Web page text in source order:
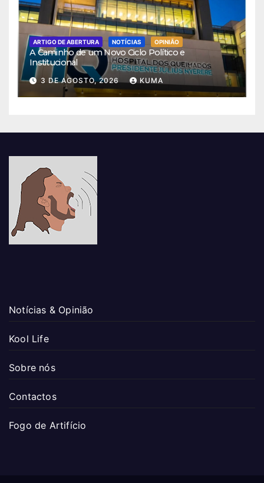
ARTIGO DE ABERTURA NOTÍCIAS OPINIÃO
A Caminho de um Novo Ciclo Político e
Institucional
3 DE AGOSTO, 2026 KUMA
Notícias & Opinião
Kool Life
Sobre nós
Contactos
Fogo de Artifício